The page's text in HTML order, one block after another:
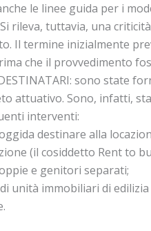
le linee guida per i
rileva, tuttavia, una
Il termine inizialmente
che il provvedimento
sono state
attuativo. Sono, infatti,
interventi:
destinare alla
(il cosiddetto Rent to
e genitori separati;
unità immobiliari di